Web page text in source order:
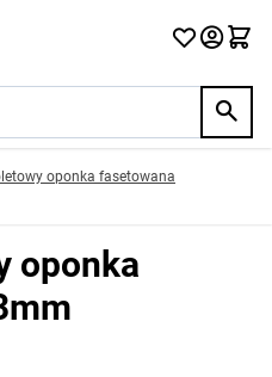
oponka fasetowana
oponka